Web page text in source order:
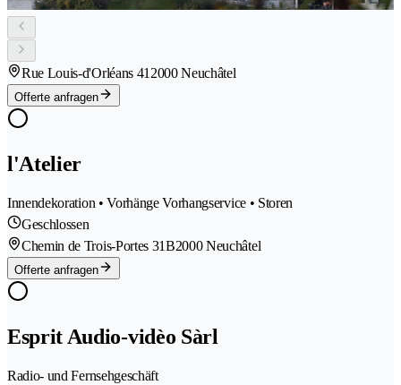
Rue Louis-d'Orléans 412000 Neuchâtel
Offerte anfragen
l'Atelier
Innendekoration • Vorhänge Vorhangservice • Storen
Geschlossen
Chemin de Trois-Portes 31B2000 Neuchâtel
Offerte anfragen
Esprit Audio-vidèo Sàrl
Radio- und Fernsehgeschäft